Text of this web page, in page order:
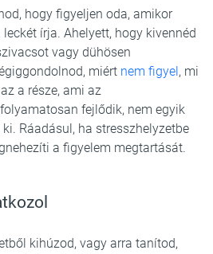
hogy figyeljen oda, amikor
írja. Ahelyett, hogy kivennéd
vagy dühösen
miért nem figyel, mi
a része, ami az
fejlődik, nem egyik
Ráadásul, ha stresszhelyzetbe
a figyelem megtartását.
kihúzod, vagy arra tanítod,